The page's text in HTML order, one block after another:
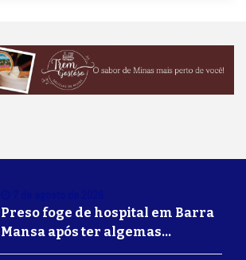
Preso foge de hospital em Barra
Mansa após ter algemas
retiradas para usar banheiro